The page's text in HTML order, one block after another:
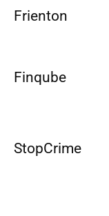
Frienton
Finqube
StopCrime